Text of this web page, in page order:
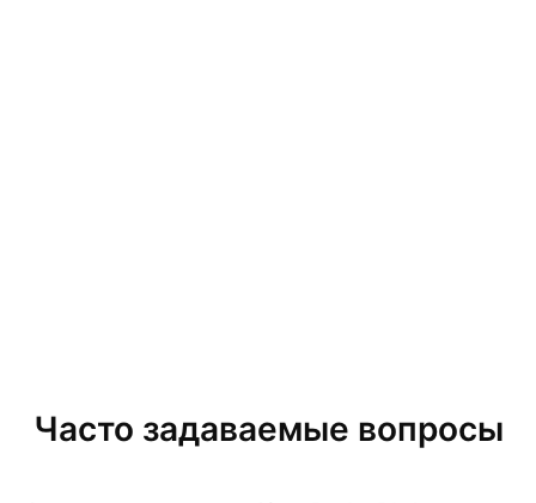
Часто задаваемые вопросы